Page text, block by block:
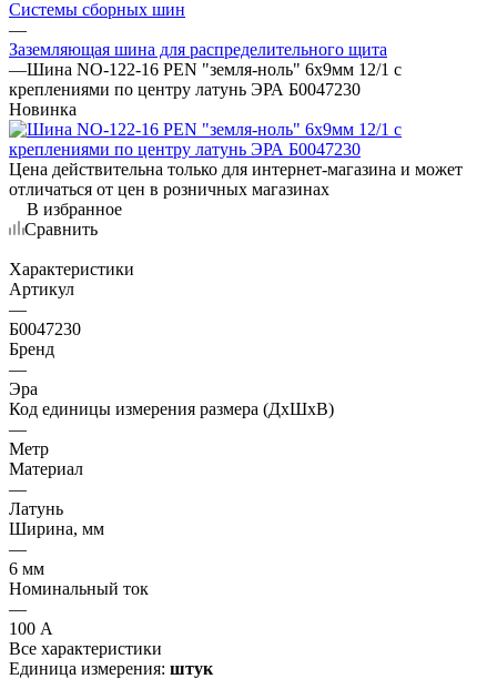
Системы сборных шин
—
Заземляющая шина для распределительного щита
—Шина NO-122-16 PEN "земля-ноль" 6х9мм 12/1 с
креплениями по центру латунь ЭРА Б0047230
Новинка
Цена действительна только для интернет-магазина и может
отличаться от цен в розничных магазинах
В избранное
Сравнить
Характеристики
Артикул
—
Б0047230
Бренд
—
Эра
Код единицы измерения размера (ДхШхВ)
—
Метр
Материал
—
Латунь
Ширина, мм
—
6 мм
Номинальный ток
—
100 А
Все характеристики
Единица измерения: штук